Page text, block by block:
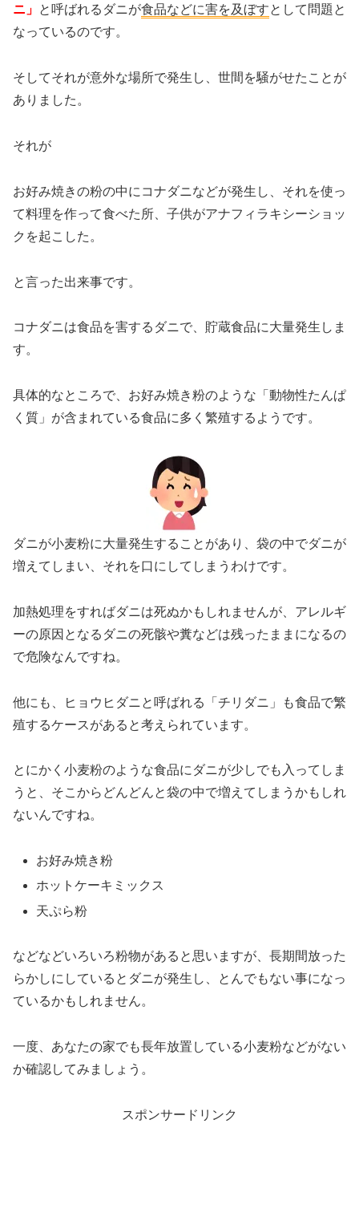
ニ」 と呼ばれるダニが食品などに害を及ぼすとして問題と
なっているのです。
そしてそれが意外な場所で発生し、世間を騒がせたことが
ありました。
それが
お好み焼きの粉の中にコナダニなどが発生し、それを使っ
て料理を作って食べた所、子供がアナフィラキシーショッ
ク を起こした。
と言った出来事です。
コナダニは食品を害するダニで、貯蔵食品に大量発生しま
す。
具体的なところで、お好み焼き粉のような「動物性たんぱ
く質」が含まれている食品に多く繁殖するようです。
ダニが小麦粉に大量発生することがあり、袋の中でダニが
増えてしまい、それを口にしてしまうわけです。
加熱処理をすればダニは死ぬかもしれませんが、 アレルギ
ーの原因となるダニの死骸や糞などは残ったままになるの
で危険なんですね。
他にも、ヒョウヒダニと呼ばれる「チリダニ」も食品で繁
殖するケースがあると考えられています。
とにかく小麦粉のような食品にダニが少しでも入ってしま
うと、そこからどんどんと袋の中で増えてしまうかもしれ
ないんですね。
お好み焼き粉
ホットケーキミックス
天ぷら粉
などなどいろいろ粉物があると思いますが、長期間放った
らかしにしているとダニが発生し、とんでもない事になっ
ているかもしれません。
一度、あなたの家でも長年放置している小麦粉などがない
か確認してみましょう。
スポンサードリンク